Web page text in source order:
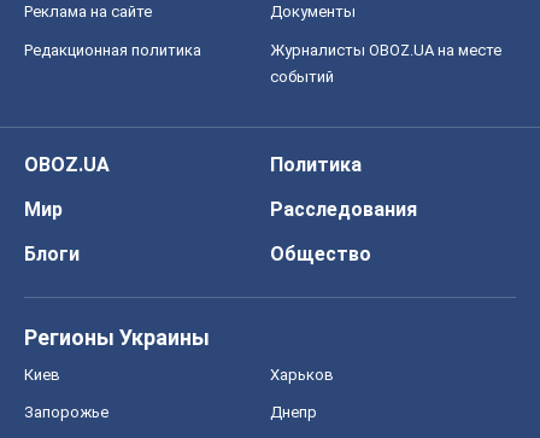
Реклама на сайте Документы
Редакционная политика
Журналисты OBOZ.UA на месте
событий
OBOZ.UA
Политика
Мир
Расследования
Блоги
Общество
Регионы Украины
Киев Харьков
Запорожье Днепр